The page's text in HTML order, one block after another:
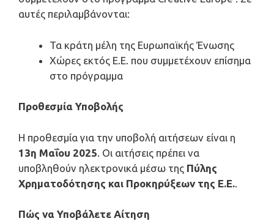
αυτές περιλαμβάνονται:
Τα κράτη μέλη της Ευρωπαϊκής Ένωσης
Χώρες εκτός Ε.Ε. που συμμετέχουν επίσημα
στο πρόγραμμα
Προθεσμία Υποβολής
Η προθεσμία για την υποβολή αιτήσεων είναι η
13η Μαΐου 2025 . Οι αιτήσεις πρέπει να
υποβληθούν ηλεκτρονικά μέσω της Πύλης
Χρηματοδότησης και Προκηρύξεων της Ε.Ε.
Πώς να Υποβάλετε Αίτηση